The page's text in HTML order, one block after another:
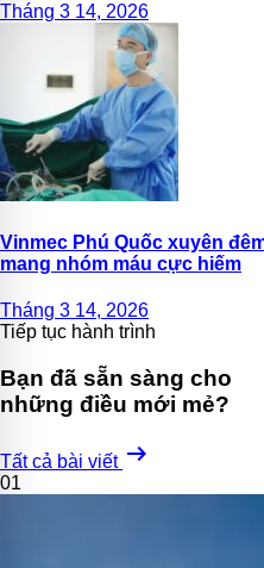
Tháng 3 14, 2026
Vinmec Phú Quốc xuyên
mang nhóm máu cực hiếm
Tháng 3 14, 2026
Tiếp tục hành trình
Bạn đã sẵn sàng cho
những điều mới mẻ?
Tất cả bài viết arrow_right_alt
01